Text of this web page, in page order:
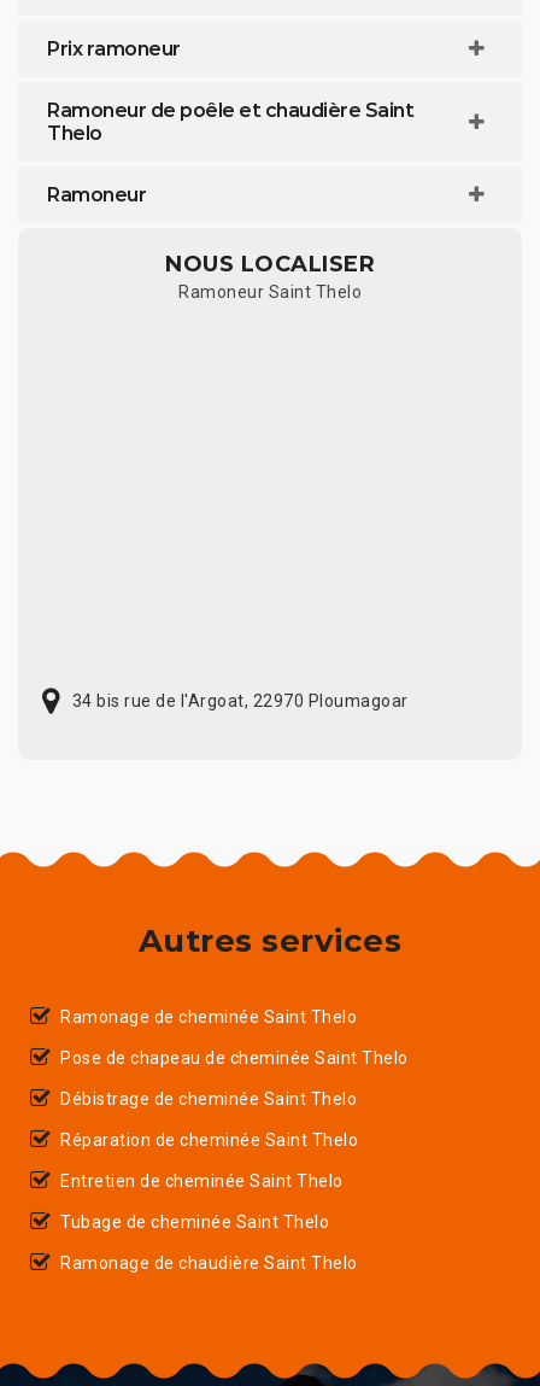
Prix ramoneur
Ramoneur de poêle et chaudière Saint
Thelo
Ramoneur
NOUS LOCALISER
Ramoneur Saint Thelo
34 bis rue de l'Argoat, 22970 Ploumagoar
Autres services
Ramonage de cheminée Saint Thelo
Pose de chapeau de cheminée Saint Thelo
Débistrage de cheminée Saint Thelo
Réparation de cheminée Saint Thelo
Entretien de cheminée Saint Thelo
Tubage de cheminée Saint Thelo
Ramonage de chaudière Saint Thelo